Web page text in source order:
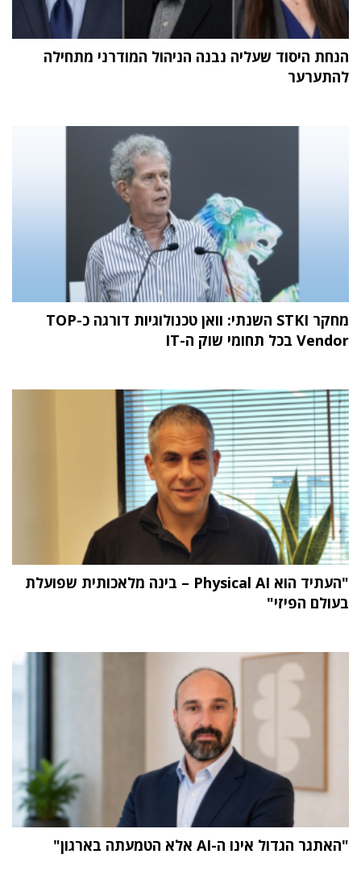
הנחת היסוד שעליה נבנה הניהול המודרני מתחילה
להתערער
מחקר STKI השנתי: וואן טכנולוגיות דורגה כ-TOP
Vendor בכל תחומי שוק ה-IT
"העתיד הוא Physical AI – בינה מלאכותית שפועלת
בעולם הפיזי"
"האתגר הגדול אינו ה-AI אלא הטמעתה בארגון"